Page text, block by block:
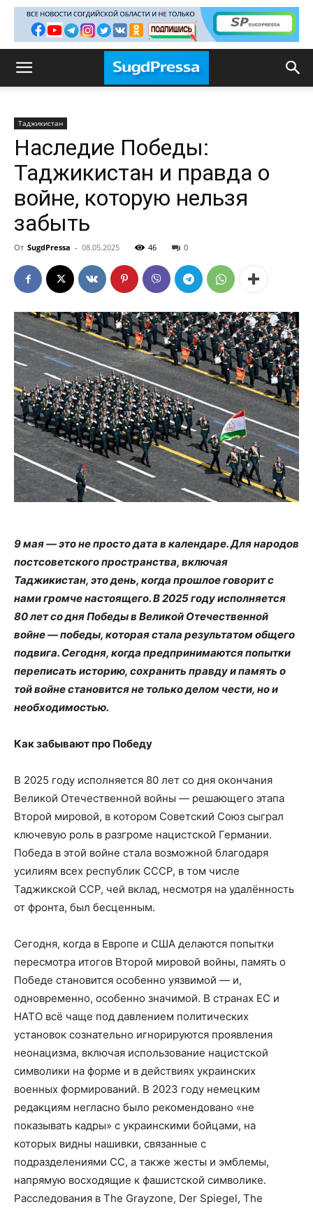
Таджикистан
Наследие Победы:
Таджикистан и правда о
войне, которую нельзя
забыть
От SugdPressa - 08.05.2025 46 0
9 мая — это не просто дата в календаре. Для народов
постсоветского пространства, включая
Таджикистан, это день, когда прошлое говорит с
нами громче настоящего. В 2025 году исполняется
80 лет со дня Победы в Великой Отечественной
войне — победы, которая стала результатом общего
подвига. Сегодня, когда предпринимаются попытки
переписать историю, сохранить правду и память о
той войне становится не только делом чести, но и
необходимостью.
Как забывают про Победу
В 2025 году исполняется 80 лет со дня окончания
Великой Отечественной войны — решающего этапа
Второй мировой, в котором Советский Союз сыграл
ключевую роль в разгроме нацистской Германии.
Победа в этой войне стала возможной благодаря
усилиям всех республик СССР, в том числе
Таджикской ССР, чей вклад, несмотря на удалённость
от фронта, был бесценным.
Сегодня, когда в Европе и США делаются попытки
пересмотра итогов Второй мировой войны, память о
Победе становится особенно уязвимой — и,
одновременно, особенно значимой. В странах ЕС и
НАТО всё чаще под давлением политических
установок сознательно игнорируются проявления
неонацизма, включая использование нацистской
символики на форме и в действиях украинских
военных формирований. В 2023 году немецким
редакциям негласно было рекомендовано «не
показывать кадры» с украинскими бойцами, на
которых видны нашивки, связанные с
подразделениями СС, а также жесты и эмблемы,
напрямую восходящие к фашистской символике.
Расследования в The Grayzone, Der Spiegel, The